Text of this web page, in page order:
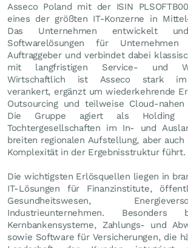
Asseco Poland mit der ISIN
eines der größten IT-Konzerne in
Das Unternehmen entwickelt
Softwarelösungen für
Auftraggeber und verbindet dabei
mit langfristigen Service- und
Wirtschaftlich ist Asseco stark im
verankert, ergänzt um wiederkehrende
Outsourcing und teilweise Cloud-nahen
Die Gruppe agiert als Holding
Tochtergesellschaften im In- und
breiten regionalen Aufstellung, aber auch
Komplexität in der Ergebnisstruktur führt.
Die wichtigsten Erlösquellen liegen in
IT-Lösungen für Finanzinstitute,
Gesundheitswesen,
Industrieunternehmen. Besonders
Kernbankensysteme, Zahlungs- und
sowie Software für Versicherungen, die